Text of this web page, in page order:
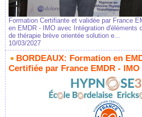
Formation Certifiante et validée par France
en EMDR - IMO avec Intégration d'éléments
de thérapie brève orientée solution e...
10/03/2027
BORDEAUX: Formation en
Certifiée par France EMDR -